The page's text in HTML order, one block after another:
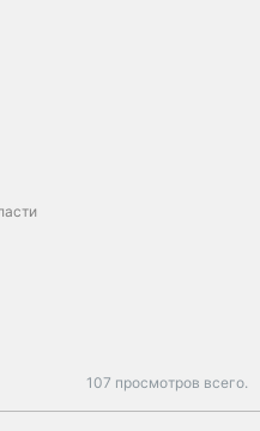
107 просмотров всего.